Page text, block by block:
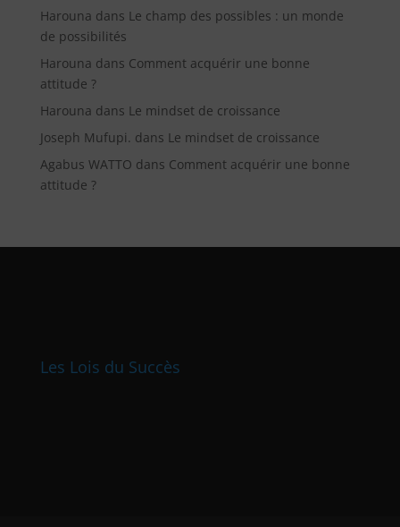
Harouna dans Le champ des possibles : un monde
de possibilités
Harouna dans Comment acquérir une bonne
attitude ?
Harouna dans Le mindset de croissance
Joseph Mufupi. dans Le mindset de croissance
Agabus WATTO dans Comment acquérir une bonne
attitude ?
Les Lois du Succès